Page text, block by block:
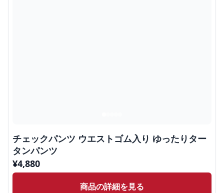
チェックパンツ ウエストゴム入り ゆったりター
タンパンツ
¥4,880
商品の詳細を見る